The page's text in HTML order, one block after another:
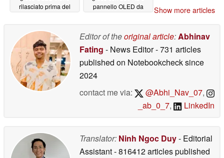
rilasciato prima del
pannello OLED da
Show more articles
Editor of theoriginal article:Abhinav
Fating - News Editor- 731 articles
published on Notebookchecksince
2024
contact me via:
@Abhi_Nav_07,
_ab_0_7, LinkedIn
Translator: Ninh Ngoc Duy- Editorial
Assistant- 816412 articles published